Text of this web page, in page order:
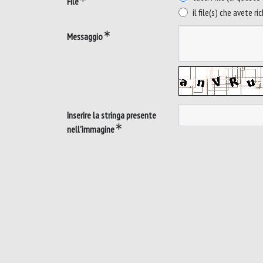
il file(s) che avete
Messaggio
Inserire la stringa presente
nell'immagine